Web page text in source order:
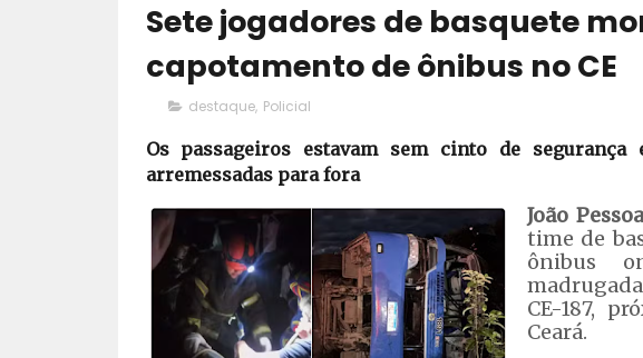
Sete jogadores de basquete
capotamento de ônibus no CE
destaque, Policial
Os passageiros estavam sem cinto de
arremessadas para fora
João
time de
ônibus
CE-187,
Ceará.